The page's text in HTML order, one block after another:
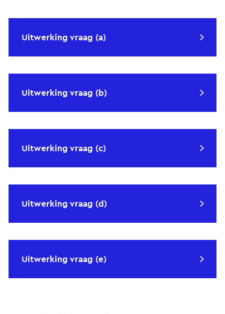
Uitwerking vraag (a)
Uitwerking vraag (b)
Uitwerking vraag (c)
Uitwerking vraag (d)
Uitwerking vraag (e)